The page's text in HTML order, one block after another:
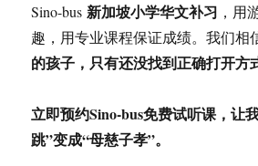
Sino-bus 新加坡小学华文补习 ，用
趣，用专业课程保证成绩。我们相
的孩子，只有还没找到正确打开方
立即预约Sino-bus免费试听课，让
跳”变成“母慈子孝”。